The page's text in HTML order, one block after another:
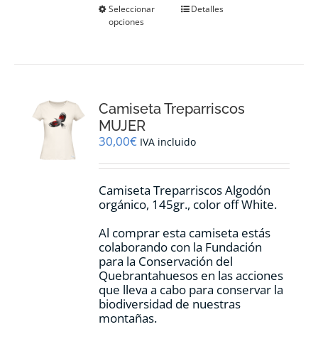
Seleccionar
opciones
Este
se
elegir
la
de
producto
Detalles
Camiseta Treparriscos
MUJER
30,00€ IVA incluido
Camiseta Treparriscos Algodón
orgánico, 145gr., color off White.
Al comprar esta camiseta estás
colaborando con la Fundación
para la Conservación del
Quebrantahuesos en las acciones
que lleva a cabo para conservar la
biodiversidad de nuestras
montañas.